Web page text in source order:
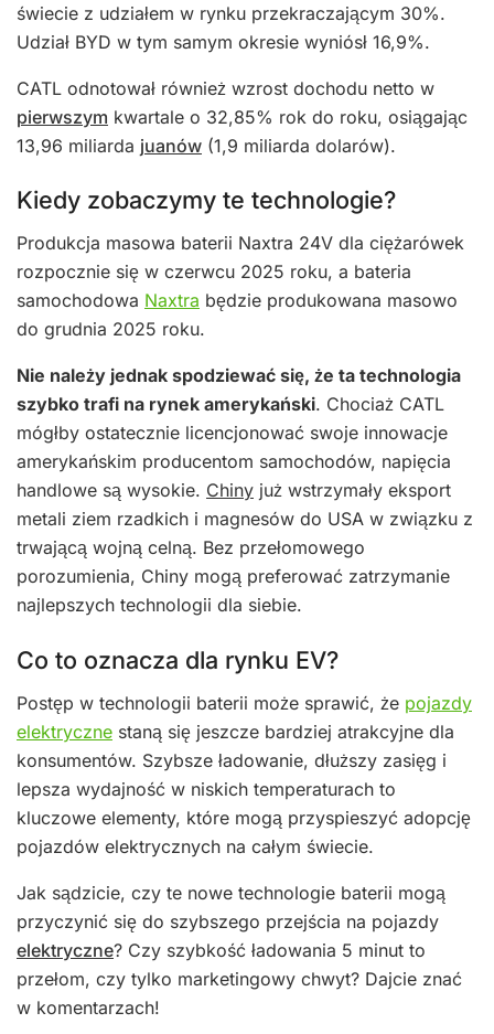
świecie z udziałem w rynku przekraczającym 30%.
Udział BYD w tym samym okresie wyniósł 16,9%.
CATL odnotował również wzrost dochodu netto w
pierwszym kwartale o 32,85% rok do roku, osiągając
13,96 miliarda juanów (1,9 miliarda dolarów).
Kiedy zobaczymy te technologie?
Produkcja masowa baterii Naxtra 24V dla ciężarówek
rozpocznie się w czerwcu 2025 roku, a bateria
samochodowa Naxtra będzie produkowana masowo
do grudnia 2025 roku.
Nie należy jednak spodziewać się, że ta technologia
szybko trafi na rynek amerykański. Chociaż CATL
mógłby ostatecznie licencjonować swoje innowacje
amerykańskim producentom samochodów, napięcia
handlowe są wysokie. Chiny już wstrzymały eksport
metali ziem rzadkich i magnesów do USA w związku z
trwającą wojną celną. Bez przełomowego
porozumienia, Chiny mogą preferować zatrzymanie
najlepszych technologii dla siebie.
Co to oznacza dla rynku EV?
Postęp w technologii baterii może sprawić, że pojazdy
elektryczne staną się jeszcze bardziej atrakcyjne dla
konsumentów. Szybsze ładowanie, dłuższy zasięg i
lepsza wydajność w niskich temperaturach to
kluczowe elementy, które mogą przyspieszyć adopcję
pojazdów elektrycznych na całym świecie.
Jak sądzicie, czy te nowe technologie baterii mogą
przyczynić się do szybszego przejścia na pojazdy
elektryczne? Czy szybkość ładowania 5 minut to
przełom, czy tylko marketingowy chwyt? Dajcie znać
w komentarzach!